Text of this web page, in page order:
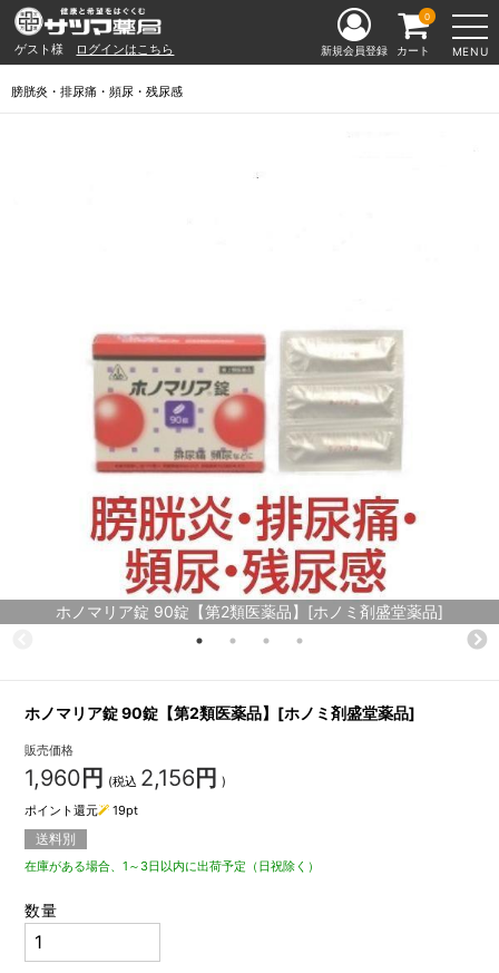
ゲスト様 ログインはこちら MENU
新規会員登録 カート
0
膀胱炎・排尿痛・頻尿・残尿感
ホノマリア錠 90錠【第2類医薬品】[ホノミ剤盛堂薬品]
ホノマリア錠 90錠【第2類医薬品】[ホノミ剤盛堂薬品]
販売価格
1,960 円 (税込 2,156円 )
ポイント還元
19pt
送料別
在庫がある場合、1～3日以内に出荷予定（日祝除く）
数量